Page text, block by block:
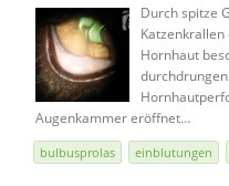
KONTAKT
Durch spitze
Hornhaut
Augenkammer eröffnet…
bulbusprolas einblutungen